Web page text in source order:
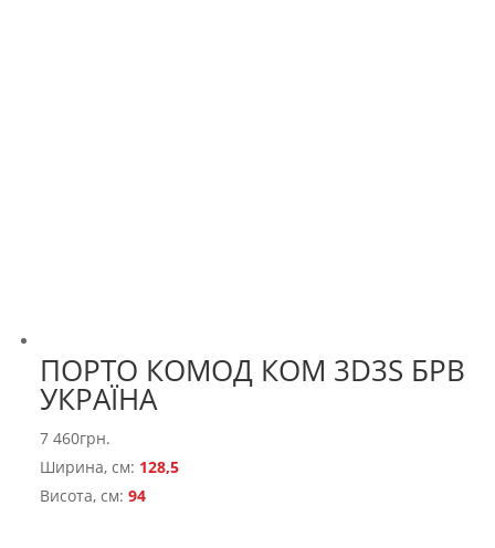
ПОРТО КОМОД КОМ 3D3S БРВ
УКРАЇНА
7 460грн.
Ширина, см: 128,5
Висота, см:94